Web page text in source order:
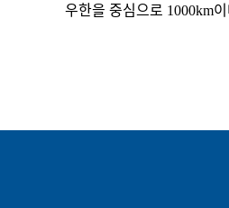
우한을 중심으로 1000km